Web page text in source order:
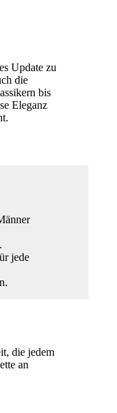
Update zu
die
bis
Eleganz
jede
die jedem
an